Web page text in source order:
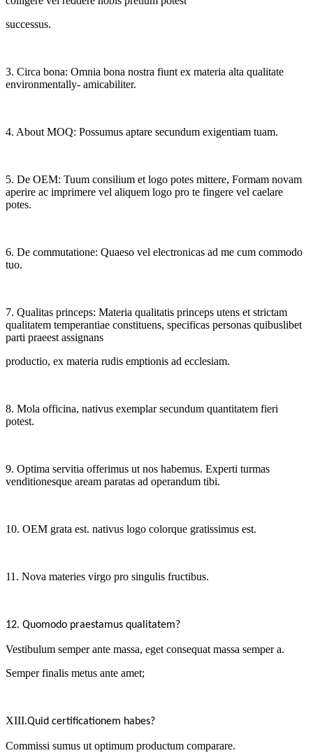
successus.
3. Circa bona: Omnia bona nostra fiunt ex materia alta qualitate
environmentally- amicabiliter.
4. About MOQ: Possumus aptare secundum exigentiam tuam.
5. De OEM: Tuum consilium et logo potes mittere, Formam novam
aperire ac imprimere vel aliquem logo pro te fingere vel caelare
potes.
6. De commutatione: Quaeso vel electronicas ad me cum commodo
tuo.
7. Qualitas princeps: Materia qualitatis princeps utens et strictam
qualitatem temperantiae constituens, specificas personas quibuslibet
parti praeest assignans
productio, ex materia rudis emptionis ad ecclesiam.
8. Mola officina, nativus exemplar secundum quantitatem fieri
potest.
9. Optima servitia offerimus ut nos habemus. Experti turmas
venditionesque aream paratas ad operandum tibi.
10. OEM grata est. nativus logo colorque gratissimus est.
11. Nova materies virgo pro singulis fructibus.
12. Quomodo praestamus qualitatem?
Vestibulum semper ante massa, eget consequat massa semper a.
Semper finalis metus ante amet;
XIII.Quid certificationem habes?
Commissi sumus ut optimum productum comparare.